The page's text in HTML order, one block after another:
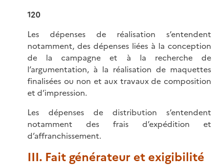
120
Les dépenses de réalisation s’entendent
notamment, des dépenses liées à la conception
de la campagne et à la recherche de
l’argumentation, à la réalisation de maquettes
finalisées ou non et aux travaux de composition
et d’impression.
Les dépenses de distribution s’entendent
notamment des frais d’expédition et
d’affranchissement.
III. Fait générateur et exigibilité